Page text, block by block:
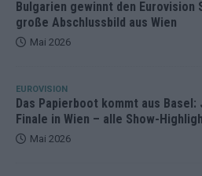
Bulgarien gewinnt den Eurovision
große Abschlussbild aus Wien
Mai 2026
EUROVISION
Das Papierboot kommt aus
Finale in Wien – alle Show-
Mai 2026